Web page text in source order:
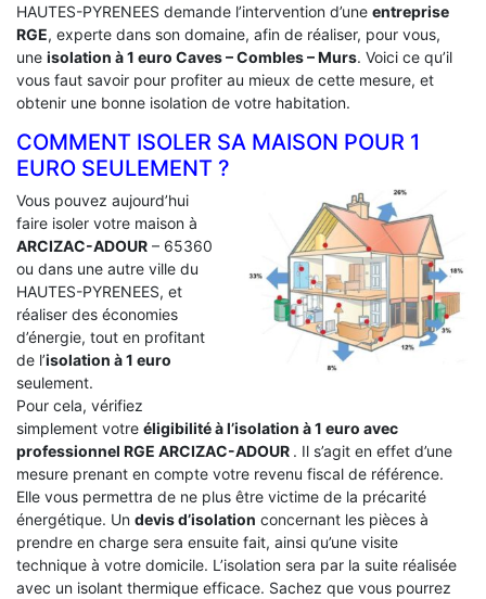
HAUTES-PYRENEES demande l’intervention d’une entreprise
RGE, experte dans son domaine, afin de réaliser, pour vous,
une isolation à 1 euro Caves – Combles – Murs. Voici ce qu’il
vous faut savoir pour profiter au mieux de cette mesure, et
obtenir une bonne isolation de votre habitation.
COMMENT ISOLER SA MAISON POUR 1
EURO SEULEMENT ?
Vous pouvez aujourd’hui
faire isoler votre maison à
ARCIZAC-ADOUR – 65360
ou dans une autre ville du
HAUTES-PYRENEES, et
réaliser des économies
d’énergie, tout en profitant
de l’isolation à 1 euro
seulement.
Pour cela, vérifiez
simplement votre éligibilité à l’isolation à 1 euro avec
professionnel RGE ARCIZAC-ADOUR . Il s’agit en effet d’une
mesure prenant en compte votre revenu fiscal de référence.
Elle vous permettra de ne plus être victime de la précarité
énergétique. Un devis d’isolation concernant les pièces à
prendre en charge sera ensuite fait, ainsi qu’une visite
technique à votre domicile. L’isolation sera par la suite réalisée
avec un isolant thermique efficace. Sachez que vous pourrez